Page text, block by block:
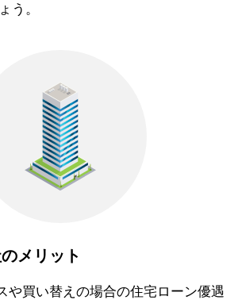
う。
メリット
や買い替えの場合の住宅ローン優遇